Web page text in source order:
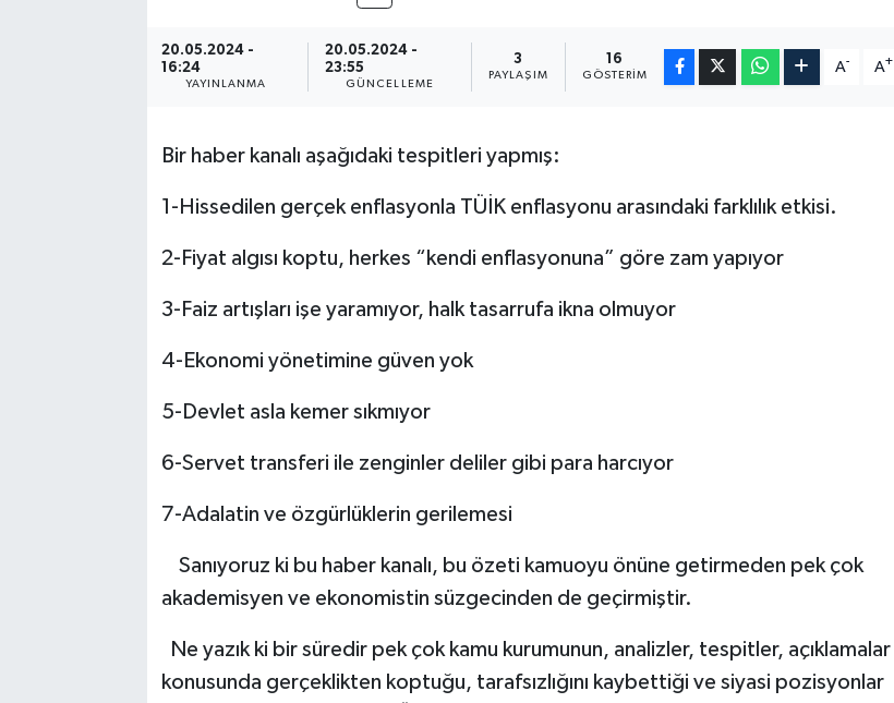
20.05.2024 -
16:24
YAYINLANMA
20.05.2024 -
23:55
GÜNCELLEME
3
PAYLAŞIM
16
GÖSTERIM
A- A+
Bir haber kanalı aşağıdaki tespitleri yapmış:
1-Hissedilen gerçek enflasyonla TÜİK enflasyonu arasındaki farklılık etkisi.
2-Fiyat algısı koptu, herkes “kendi enflasyonuna” göre zam yapıyor
3-Faiz artışları işe yaramıyor, halk tasarrufa ikna olmuyor
4-Ekonomi yönetimine güven yok
5-Devlet asla kemer sıkmıyor
6-Servet transferi ile zenginler deliler gibi para harcıyor
7-Adalatin ve özgürlüklerin gerilemesi
Sanıyoruz ki bu haber kanalı, bu özeti kamuoyu önüne getirmeden pek çok
akademisyen ve ekonomistin süzgecinden de geçirmiştir.
Ne yazık ki bir süredir pek çok kamu kurumunun, analizler, tespitler, açıklamalar
konusunda gerçeklikten koptuğu, tarafsızlığını kaybettiği ve siyasi pozisyonlar